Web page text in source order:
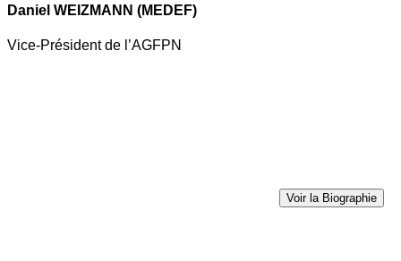
Daniel WEIZMANN (MEDEF)
Vice-Président de l’AGFPN
Voir la Biographie